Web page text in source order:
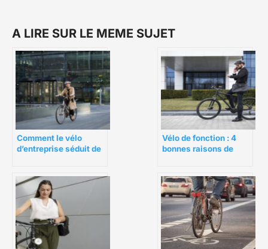
A LIRE SUR LE MEME SUJET
Comment le vélo
d’entreprise séduit de
Vélo de fonction : 4
bonnes raisons de